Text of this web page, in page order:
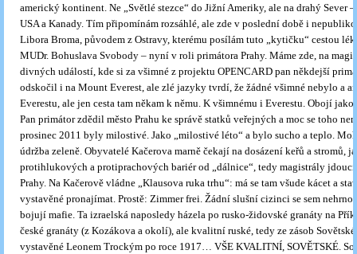
americký kontinent. Ne „Světlé stezce“ do Jižní Ameriky, ale na drahý Sever
USA a Kanady. Tím připomínám rozsáhlé, ale zde v poslední době i
Libora Broma, původem z Ostravy, kterému posílám tuto „kytičku“ cestou
MUDr. Bohuslava Svobody – nyní v roli primátora Prahy. Máme zde, na
divných událostí, kde si za všimné z projektu OPENCARD pan někdejší
odskočil i na Mount Everest, ale zlé jazyky tvrdí, že žádné všimné nebylo a
Everestu, ale jen cesta tam někam k němu. K všimnému i Everestu. Obojí
Pan primátor zdědil město Prahu ke správě statků veřejných a moc se toho
prosinec 2011 byly milostivé. Jako „milostivé léto“ a bylo sucho a teplo.
údržba zeleně. Obyvatelé Kačerova marně čekají na dosázení keřů a stromů,
protihlukových a protiprachových bariér od „dálnice“, tedy magistrály jdoucí
Prahy. Na Kačerově vládne „Klausova ruka trhu“: má se tam všude kácet a
vystavěné pronajímat. Prostě: Zimmer frei. Žádní slušní cizinci se sem
bojují mafie. Ta izraelská naposledy házela po rusko-židovské granáty na
české granáty (z Kozákova a okolí), ale kvalitní ruské, tedy ze zásob Sovětské
vystavěné Leonem Trockým po roce 1917… VŠE KVALITNÍ, SOVĚTSKÉ.